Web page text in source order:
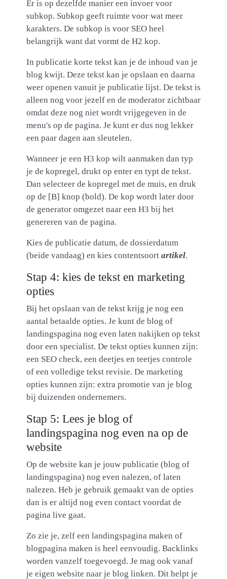
Er is op dezelfde manier een invoer voor
subkop. Subkop geeft ruimte voor wat meer
karakters. De subkop is voor SEO heel
belangrijk want dat vormt de H2 kop.
In publicatie korte tekst kan je de inhoud van je
blog kwijt. Deze tekst kan je opslaan en daarna
weer openen vanuit je publicatie lijst. De tekst is
alleen nog voor jezelf en de moderator zichtbaar
omdat deze nog niet wordt vrijgegeven in de
menu's op de pagina. Je kunt er dus nog lekker
een paar dagen aan sleutelen.
Wanneer je een H3 kop wilt aanmaken dan typ
je de kopregel, drukt op enter en typt de tekst.
Dan selecteer de kopregel met de muis, en druk
op de [B] knop (bold). De kop wordt later door
de generator omgezet naar een H3 bij het
genereren van de pagina.
Kies de publicatie datum, de dossierdatum
(beide vandaag) en kies contentsoort artikel.
Stap 4: kies de tekst en marketing
opties
Bij het opslaan van de tekst krijg je nog een
aantal betaalde opties. Je kunt de blog of
landingspagina nog even laten nakijken op tekst
door een specialist. De tekst opties kunnen zijn:
een SEO check, een deetjes en teetjes controle
of een volledige tekst revisie. De marketing
opties kunnen zijn: extra promotie van je blog
bij duizenden ondernemers.
Stap 5: Lees je blog of
landingspagina nog even na op de
website
Op de website kan je jouw publicatie (blog of
landingspagina) nog even nalezen, of laten
nalezen. Heb je gebruik gemaakt van de opties
dan is er altijd nog even contact voordat de
pagina live gaat.
Zo zie je, zelf een landingspagina maken of
blogpagina maken is heel eenvoudig. Backlinks
worden vanzelf toegevoegd. Je mag ook vanaf
je eigen website naar je blog linken. Dit helpt je